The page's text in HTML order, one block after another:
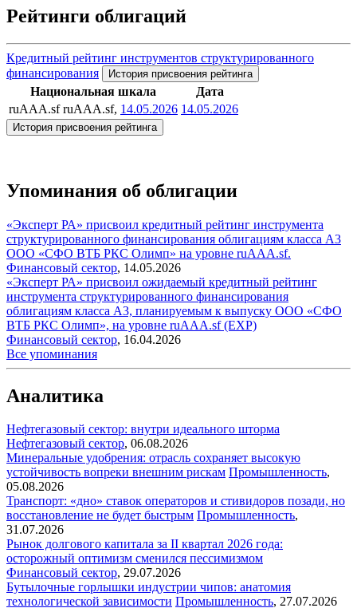
Рейтинги облигаций
Кредитный рейтинг инструментов структурированного
финансирования
История присвоения рейтинга
Национальная шкала
Дата
ruAAA.sf ruAAA.sf, 14.05.2026 14.05.2026
История присвоения рейтинга
Упоминания об облигации
«Эксперт РА» присвоил кредитный рейтинг инструмента
структурированного финансирования облигациям класса А3
ООО «СФО ВТБ РКС Олимп» на уровне ruAAA.sf.
Финансовый сектор, 14.05.2026
«Эксперт РА» присвоил ожидаемый кредитный рейтинг
инструмента структурированного финансирования
облигациям класса А3, планируемым к выпуску ООО «СФО
ВТБ РКС Олимп», на уровне ruAAA.sf (EXP)
Финансовый сектор, 16.04.2026
Все упоминания
Аналитика
Нефтегазовый сектор: внутри идеального шторма
Нефтегазовый сектор, 06.08.2026
Минеральные удобрения: отрасль сохраняет высокую
устойчивость вопреки внешним рискам Промышленность,
05.08.2026
Транспорт: «дно» ставок операторов и стивидоров позади, но
восстановление не будет быстрым Промышленность,
31.07.2026
Рынок долгового капитала за II квартал 2026 года:
осторожный оптимизм сменился пессимизмом
Финансовый сектор, 29.07.2026
Бутылочные горлышки индустрии чипов: анатомия
технологической зависимости Промышленность, 27.07.2026